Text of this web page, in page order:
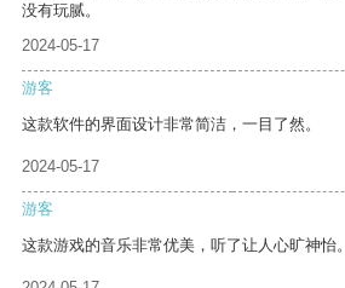
没有玩腻。
2024-05-17
游客
这款软件的界面设计非常简洁，一目了然。
2024-05-17
游客
这款游戏的音乐非常优美，听了让人心旷神怡。